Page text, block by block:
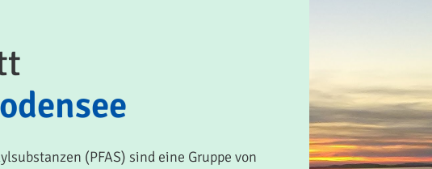
(PFAS) sind eine Gruppe von